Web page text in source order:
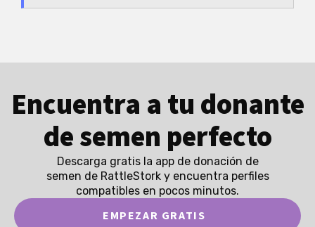
Encuentra a tu donante
de semen perfecto
Descarga gratis la app de donación de
semen de RattleStork y encuentra perfiles
compatibles en pocos minutos.
EMPEZAR GRATIS